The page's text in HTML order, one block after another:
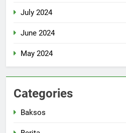
July 2024
June 2024
May 2024
Categories
Baksos